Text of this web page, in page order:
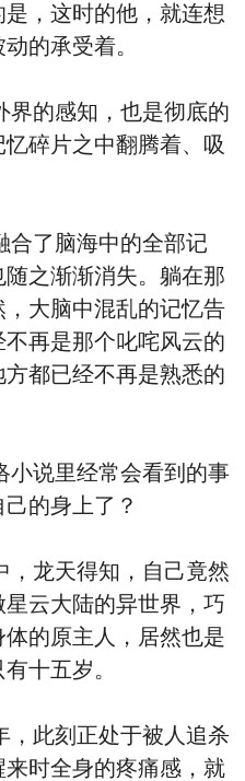
，这时的他，就连想
的承受着。
的感知，也是彻底的
碎片之中翻腾着、吸
了脑海中的全部记
之渐渐消失。躺在那
大脑中混乱的记忆告
再是那个叱咤风云的
都已经不再是熟悉的
说里经常会看到的事
的身上了？
龙天得知，自己竟然
云大陆的异世界，巧
的原主人，居然也是
十五岁。
此刻正处于被人追杀
时全身的疼痛感，就